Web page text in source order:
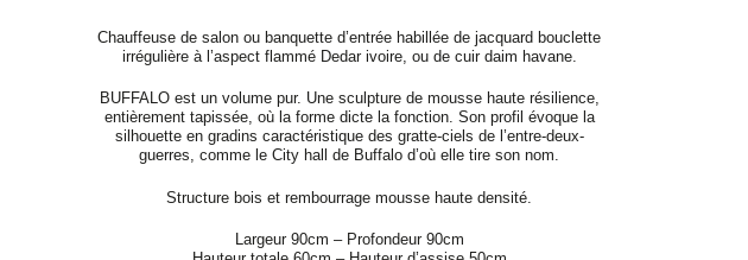
Chauffeuse de salon ou banquette d’entrée habillée de jacquard bouclette
irrégulière à l’aspect flammé Dedar ivoire, ou de cuir daim havane.
BUFFALO est un volume pur. Une sculpture de mousse haute résilience,
entièrement tapissée, où la forme dicte la fonction. Son profil évoque la
silhouette en gradins caractéristique des gratte-ciels de l’entre-deux-
guerres, comme le City hall de Buffalo d’où elle tire son nom.
Structure bois et rembourrage mousse haute densité.
Largeur 90cm – Profondeur 90cm